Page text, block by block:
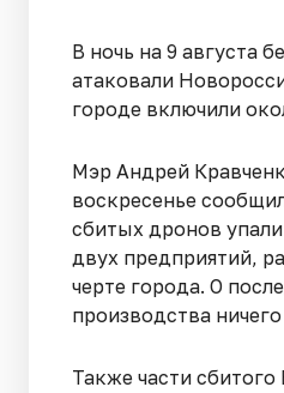
В ночь на 9 августа
атаковали
городе включили
Мэр Андрей
воскресенье
сбитых дронов
двух предприятий,
черте города. О
производства
Также части